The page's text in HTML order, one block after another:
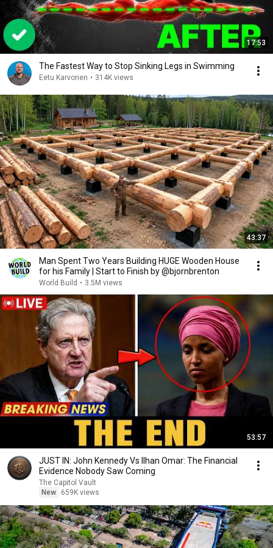
17:53
The Fastest Way to Stop Sinking Legs in Swimming
Eetu Karvonen • 314K views
43:37
Man Spent Two Years Building HUGE Wooden House
for his Family | Start to Finish by @bjornbrenton
World Build • 3.5M views
53:57
JUST IN: John Kennedy Vs Ilhan Omar: The Financial
Evidence Nobody Saw Coming
The Capitol Vault
New
659K views